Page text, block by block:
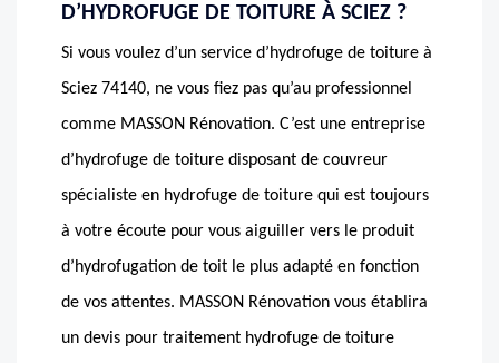
D’HYDROFUGE DE TOITURE À SCIEZ ?
Si vous voulez d’un service d’hydrofuge de toiture à
Sciez 74140, ne vous fiez pas qu’au professionnel
comme MASSON Rénovation. C’est une entreprise
d’hydrofuge de toiture disposant de couvreur
spécialiste en hydrofuge de toiture qui est toujours
à votre écoute pour vous aiguiller vers le produit
d’hydrofugation de toit le plus adapté en fonction
de vos attentes. MASSON Rénovation vous établira
un devis pour traitement hydrofuge de toiture